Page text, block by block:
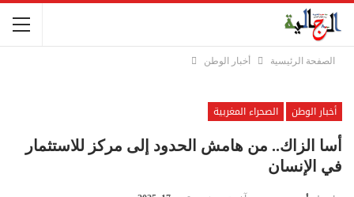
الصفحة الرئيسية أخبار الوطن
أخبار الوطن
الصحراء المغربية
أسا الزاك.. من هامش الحدود إلى مركز للاستثمار
في الإنسان